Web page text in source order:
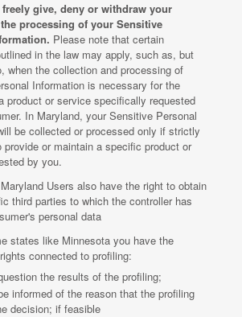
give, deny or withdraw your
processing of your Sensitive
Please note that certain
in the law may apply, such as, but
when the collection and processing of
Information is necessary for the
product or service specifically requested
In Maryland, your Sensitive Personal
be collected or processed only if strictly
provide or maintain a specific product or
by you.
Users also have the right to obtain
third parties to which the controller has
personal data
states like Minnesota you have the
connected to profiling:
the results of the profiling;
informed of the reason that the profiling
decision; if feasible